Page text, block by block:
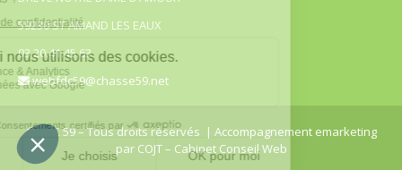
59230 ST AMAND LES EAUX
03.20.41.45.63
webfdc59@chasse59.net
© FDC 59 – Tous droits réservés | Accompagnement emarketing
par COJT– Cabinet Conseil Web